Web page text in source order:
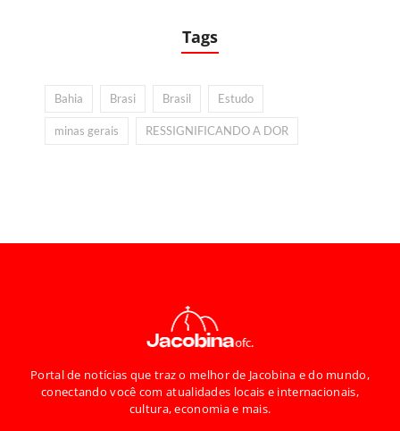
Tags
Bahia Brasi Brasil Estudo
minas gerais RESSIGNIFICANDO A DOR
Portal de notícias que traz o melhor de Jacobina e do mundo,
conectando você com atualidades locais e internacionais,
cultura, economia e mais.